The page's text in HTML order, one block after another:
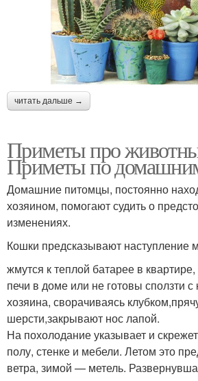
читать дальше →
Приметы про
Приметы по
Домашние питомцы, постоянно
хозяином, помогают судить о
изменениях.
Кошки предсказывают наступление
жмутся к теплой батарее в
печи в доме или не готовы сползти с
хозяина, сворачиваясь
шерсти,закрывают нос лапой.
На похолодание указывает и
полу, стенке и мебели. Летом это
ветра, зимой — метель.